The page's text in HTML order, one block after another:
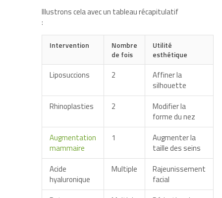
Illustrons cela avec un tableau récapitulatif
:
Intervention
Nombre
de fois
Utilité
esthétique
Liposuccions 2
Affiner la
silhouette
Rhinoplasties
2
Modifier la
forme du nez
Augmentation
mammaire
1
Augmenter la
taille des seins
Acide
hyaluronique
Multiple
Rajeunissement
facial